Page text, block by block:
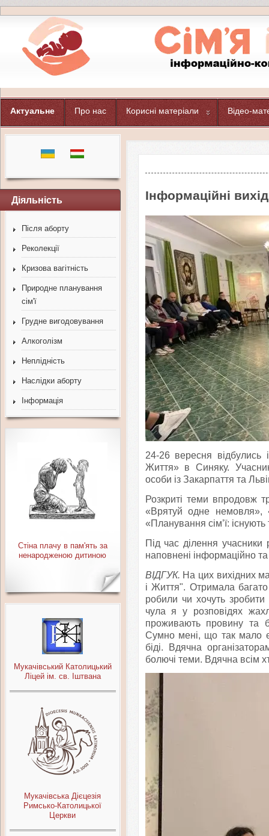
Актуальне Про нас Корисні матеріали Відео-
Діяльність
Після аборту
Реколекції
Кризова вагітність
Природне планування
сім'ї
Грудне вигодовування
Алкоголізм
Неплідність
Наслідки аборту
Інформація
Стіна плачу в пам'ять за
ненародженою дитиною
Мукачівський Католицький
Ліцей ім. св. Іштвана
Мукачівська Дієцезія
Римсько-Католицької
Церкви
Інформаційні
24-26 вересня відбулись
Життя» в Синяку.
особи із Закарпаття та
Розкриті теми впродовж
«Врятуй одне немовля»,
«Планування сім’ї: існують
Під час ділення
наповнені інформаційно
ВІДГУК. На цих вихідних
і Життя". Отримала багато
робили чи хочуть
чула я у розповідях
проживають провину та
Сумно мені, що так мало
біді. Вдячна
болючі теми. Вдячна всім